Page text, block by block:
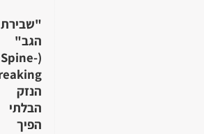
"שבירת
הגב"
(Spine-
הנזק
הבלתי
הפיך